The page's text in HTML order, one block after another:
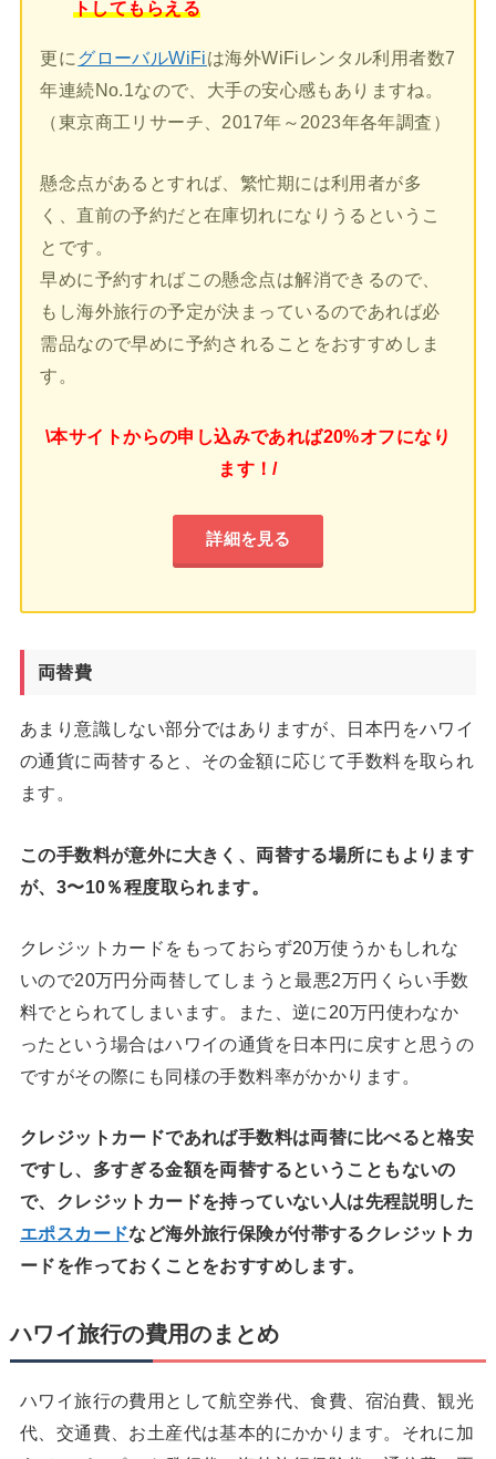
トしてもらえる
更に グローバルWiFiは海外WiFiレンタル利用者数7
年連続No.1なので、大手の安心感もありますね。
（東京商工リサーチ、2017年～2023年各年調査）
懸念点があるとすれば、繁忙期には利用者が多
く、直前の予約だと在庫切れになりうるというこ
とです。
早めに予約すればこの懸念点は解消できるので、
もし海外旅行の予定が決まっているのであれば必
需品なので早めに予約されることをおすすめしま
す。
\本サイトからの申し込みであれば20%オフになり
ます！/
詳細を見る
両替費
あまり意識しない部分ではありますが、日本円をハワイ
の通貨に両替すると、その金額に応じて手数料を取られ
ます。
この手数料が意外に大きく、両替する場所にもよります
が、3〜10％程度取られます。
クレジットカードをもっておらず20万使うかもしれな
いので20万円分両替してしまうと最悪2万円くらい手数
料でとられてしまいます。また、逆に20万円使わなか
ったという場合はハワイの通貨を日本円に戻すと思うの
ですがその際にも同様の手数料率がかかります。
クレジットカードであれば手数料は両替に比べると格安
ですし、多すぎる金額を両替するということもないの
で、クレジットカードを持っていない人は先程説明した
エポスカードなど海外旅行保険が付帯するクレジットカ
ードを作っておくことをおすすめします。
ハワイ旅行の費用のまとめ
ハワイ旅行の費用として航空券代、食費、宿泊費、観光
代、交通費、お土産代は基本的にかかります。それに加